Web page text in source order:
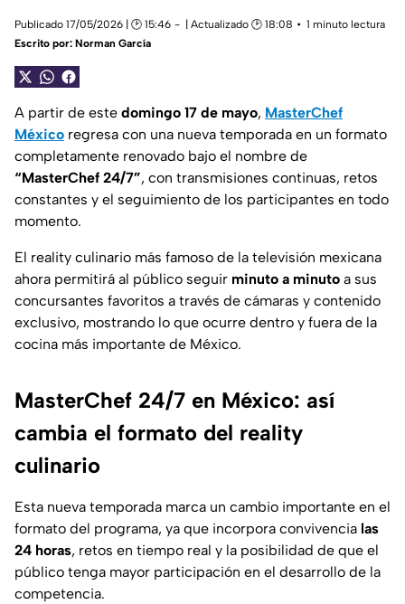
Publicado 17/05/2026 | 🕑 15:46 | Actualizado 🕑 18:08
1 minuto lectura
Escrito por: Norman García
A partir de este domingo 17 de mayo, MasterChef
México regresa con una nueva temporada en un formato
completamente renovado bajo el nombre de
“MasterChef 24/7”, con transmisiones continuas, retos
constantes y el seguimiento de los participantes en todo
momento.
El reality culinario más famoso de la televisión mexicana
ahora permitirá al público seguir minuto a minuto a sus
concursantes favoritos a través de cámaras y contenido
exclusivo, mostrando lo que ocurre dentro y fuera de la
cocina más importante de México.
MasterChef 24/7 en México: así
cambia el formato del reality
culinario
Esta nueva temporada marca un cambio importante en el
formato del programa, ya que incorpora convivencia las
24 horas, retos en tiempo real y la posibilidad de que el
público tenga mayor participación en el desarrollo de la
competencia.